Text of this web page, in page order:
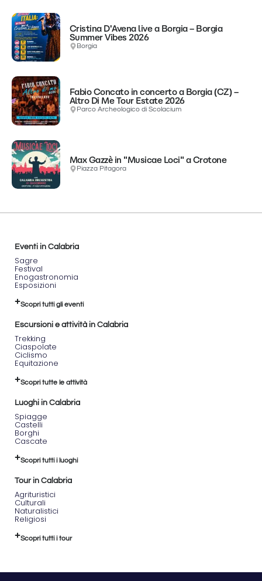
Cristina D'Avena live a Borgia – Borgia
Summer Vibes 2026
Borgia
Fabio Concato in concerto a Borgia (CZ) –
Altro Di Me Tour Estate 2026
Parco Archeologico di Scolacium
Max Gazzè in "Musicae Loci" a Crotone
Piazza Pitagora
Eventi in Calabria
Sagre
Festival
Enogastronomia
Esposizioni
Scopri tutti gli eventi
Escursioni e attività in Calabria
Trekking
Ciaspolate
Ciclismo
Equitazione
Scopri tutte le attività
Luoghi in Calabria
Spiagge
Castelli
Borghi
Cascate
Scopri tutti i luoghi
Tour in Calabria
Agrituristici
Culturali
Naturalistici
Religiosi
Scopri tutti i tour